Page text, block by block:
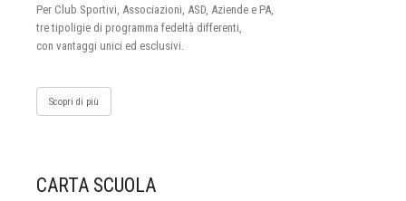
Per Club Sportivi, Associazioni, ASD, Aziende e PA,
tre tipoligie di programma fedeltà differenti,
con vantaggi unici ed esclusivi.
Scopri di più
CARTA SCUOLA